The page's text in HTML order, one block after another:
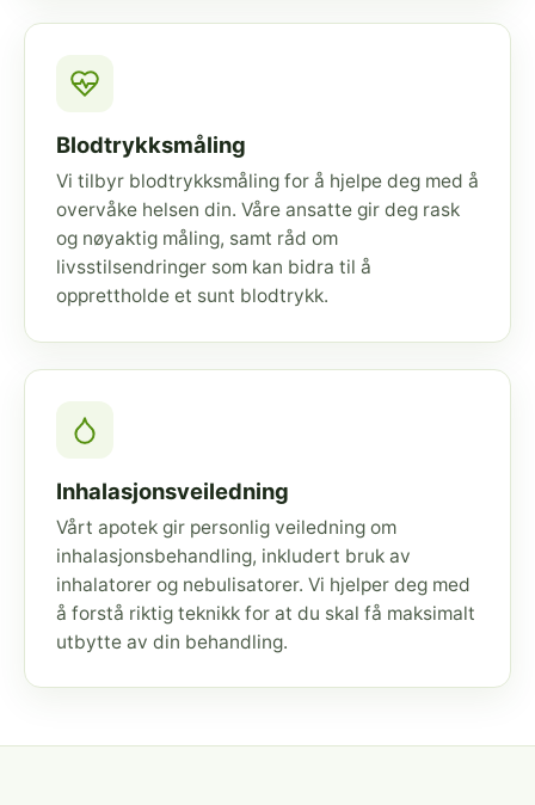
Blodtrykksmåling
Vi tilbyr blodtrykksmåling for å hjelpe deg med å
overvåke helsen din. Våre ansatte gir deg rask
og nøyaktig måling, samt råd om
livsstilsendringer som kan bidra til å
opprettholde et sunt blodtrykk.
Inhalasjonsveiledning
Vårt apotek gir personlig veiledning om
inhalasjonsbehandling, inkludert bruk av
inhalatorer og nebulisatorer. Vi hjelper deg med
å forstå riktig teknikk for at du skal få maksimalt
utbytte av din behandling.